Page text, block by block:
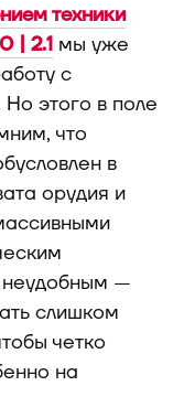
техники
| 2.1 мы уже
с
Но этого в поле
что
в
орудия и
—
слишком
четко
на